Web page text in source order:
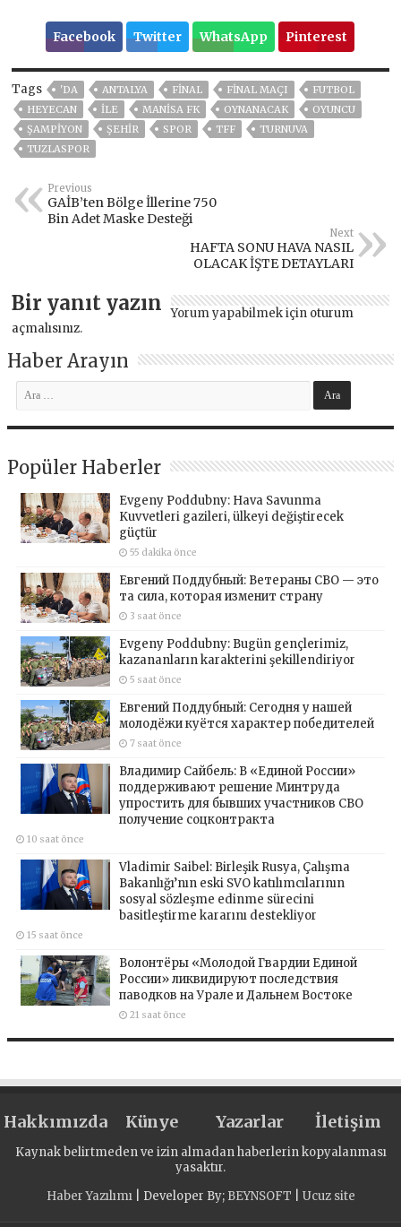
Facebook Twitter WhatsApp Pinterest
Tags 'DA ANTALYA FİNAL FINAL MAÇI
FUTBOL
HEYECAN
ILE MANISA FK OYNANACAK
OYUNCU
ŞAMPIYON
ŞEHİR SPOR TFF
TURNUVA
TUZLASPOR
Previous
GAİB’ten Bölge İllerine 750
Bin Adet Maske Desteği
Next
HAFTA SONU HAVA NASIL
OLACAK İŞTE DETAYLARI
Bir yanıt yazın Yorum yapabilmek için oturum
açmalısınız.
Haber Arayın
Popüler Haberler
Evgeny Poddubny: Hava Savunma
Kuvvetleri gazileri, ülkeyi değiştirecek
güçtür
55 dakika önce
Евгений Поддубный: Ветераны СВО — это
та сила, которая изменит страну
3 saat önce
Evgeny Poddubny: Bugün gençlerimiz,
kazananların karakterini şekillendiriyor
5 saat önce
Евгений Поддубный: Сегодня у нашей
молодёжи куётся характер победителей
7 saat önce
Владимир Сайбель: В «Единой России»
поддерживают решение Минтруда
упростить для бывших участников СВО
получение соцконтракта
10 saat önce
Vladimir Saibel: Birleşik Rusya, Çalışma
Bakanlığı’nın eski SVO katılımcılarının
sosyal sözleşme edinme sürecini
basitleştirme kararını destekliyor
15 saat önce
Волонтёры «Молодой Гвардии Единой
России» ликвидируют последствия
паводков на Урале и Дальнем Востоке
21 saat önce
Hakkımızda Künye Yazarlar İletişim
Kaynak belirtmeden ve izin almadan haberlerin kopyalanması
yasaktır.
Haber Yazılımı| Developer By; BEYNSOFT Ucuz site